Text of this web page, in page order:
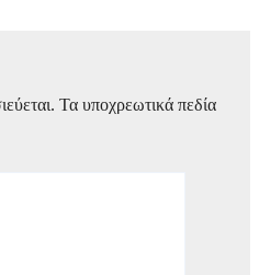
Τα υποχρεωτικά πεδία